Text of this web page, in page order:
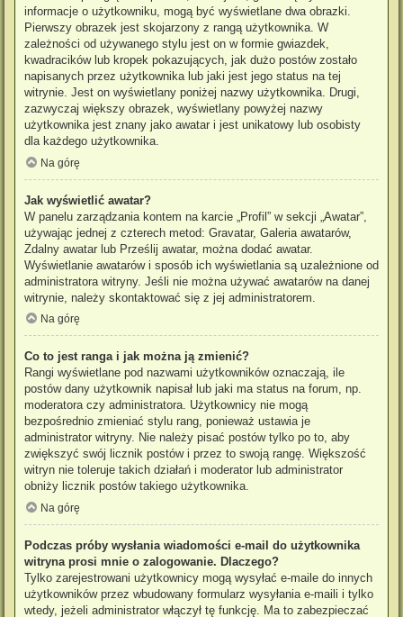
informacje o użytkowniku, mogą być wyświetlane dwa obrazki.
Pierwszy obrazek jest skojarzony z rangą użytkownika. W
zależności od używanego stylu jest on w formie gwiazdek,
kwadracików lub kropek pokazujących, jak dużo postów zostało
napisanych przez użytkownika lub jaki jest jego status na tej
witrynie. Jest on wyświetlany poniżej nazwy użytkownika. Drugi,
zazwyczaj większy obrazek, wyświetlany powyżej nazwy
użytkownika jest znany jako awatar i jest unikatowy lub osobisty
dla każdego użytkownika.
Na górę
Jak wyświetlić awatar?
W panelu zarządzania kontem na karcie „Profil” w sekcji „Awatar”,
używając jednej z czterech metod: Gravatar, Galeria awatarów,
Zdalny awatar lub Prześlij awatar, można dodać awatar.
Wyświetlanie awatarów i sposób ich wyświetlania są uzależnione od
administratora witryny. Jeśli nie można używać awatarów na danej
witrynie, należy skontaktować się z jej administratorem.
Na górę
Co to jest ranga i jak można ją zmienić?
Rangi wyświetlane pod nazwami użytkowników oznaczają, ile
postów dany użytkownik napisał lub jaki ma status na forum, np.
moderatora czy administratora. Użytkownicy nie mogą
bezpośrednio zmieniać stylu rang, ponieważ ustawia je
administrator witryny. Nie należy pisać postów tylko po to, aby
zwiększyć swój licznik postów i przez to swoją rangę. Większość
witryn nie toleruje takich działań i moderator lub administrator
obniży licznik postów takiego użytkownika.
Na górę
Podczas próby wysłania wiadomości e-mail do użytkownika
witryna prosi mnie o zalogowanie. Dlaczego?
Tylko zarejestrowani użytkownicy mogą wysyłać e-maile do innych
użytkowników przez wbudowany formularz wysyłania e-maili i tylko
wtedy, jeżeli administrator włączył tę funkcję. Ma to zabezpieczać